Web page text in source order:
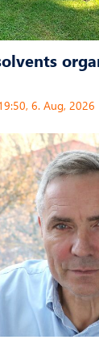
6. Aug, 2026